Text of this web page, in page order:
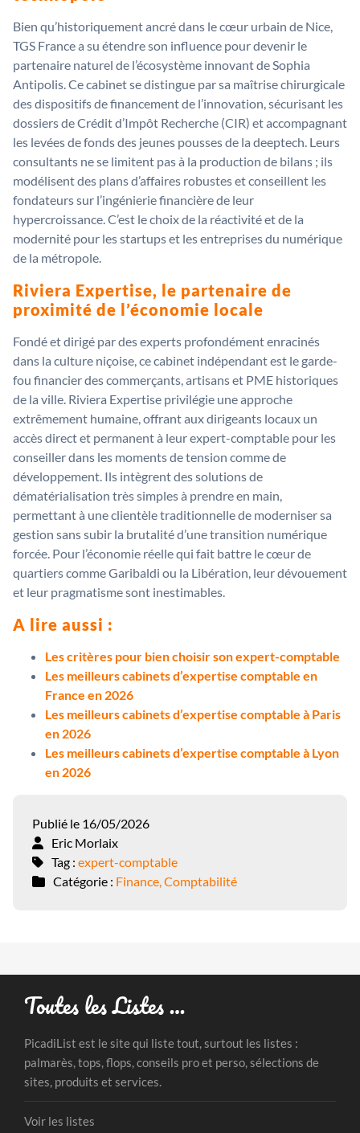
Bien qu’historiquement ancré dans le cœur urbain de Nice,
TGS France a su étendre son influence pour devenir le
partenaire naturel de l’écosystème innovant de Sophia
Antipolis. Ce cabinet se distingue par sa maîtrise chirurgicale
des dispositifs de financement de l’innovation, sécurisant les
dossiers de Crédit d’Impôt Recherche (CIR) et accompagnant
les levées de fonds des jeunes pousses de la deeptech. Leurs
consultants ne se limitent pas à la production de bilans ; ils
modélisent des plans d’affaires robustes et conseillent les
fondateurs sur l’ingénierie financière de leur
hypercroissance. C’est le choix de la réactivité et de la
modernité pour les startups et les entreprises du numérique
de la métropole.
Riviera Expertise, le partenaire de
proximité de l’économie locale
Fondé et dirigé par des experts profondément enracinés
dans la culture niçoise, ce cabinet indépendant est le garde-
fou financier des commerçants, artisans et PME historiques
de la ville. Riviera Expertise privilégie une approche
extrêmement humaine, offrant aux dirigeants locaux un
accès direct et permanent à leur expert-comptable pour les
conseiller dans les moments de tension comme de
développement. Ils intègrent des solutions de
dématérialisation très simples à prendre en main,
permettant à une clientèle traditionnelle de moderniser sa
gestion sans subir la brutalité d’une transition numérique
forcée. Pour l’économie réelle qui fait battre le cœur de
quartiers comme Garibaldi ou la Libération, leur dévouement
et leur pragmatisme sont inestimables.
A lire aussi :
Les critères pour bien choisir son expert-comptable
Les meilleurs cabinets d’expertise comptable en
France en 2026
Les meilleurs cabinets d’expertise comptable à Paris
en 2026
Les meilleurs cabinets d’expertise comptable à Lyon
en 2026
Publié le 16/05/2026
Eric Morlaix
Tag : expert-comptable
Catégorie : Finance, Comptabilité
Toutes les Listes …
PicadiList est le site qui liste tout, surtout les listes :
palmarès, tops, flops, conseils pro et perso, sélections de
sites, produits et services.
Voir les listes